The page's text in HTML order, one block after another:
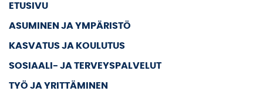
ETUSIVU
ASUMINEN JA YMPÄRISTÖ
KASVATUS JA KOULUTUS
SOSIAALI- JA TERVEYSPALVELUT
TYÖ JA YRITTÄMINEN